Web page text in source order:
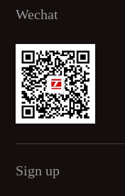
Wechat
Sign up